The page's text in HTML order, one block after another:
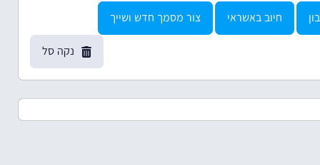
חיוב באשראי צור מסמך חדש ושייך
נקה סל